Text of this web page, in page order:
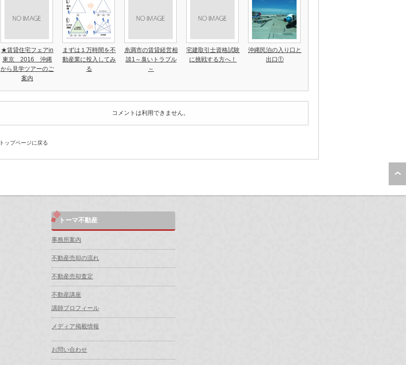
★賃貸住宅フェアin
東京 2016 沖縄
から見学ツアーのご
案内
まずは１万時間を不
動産業に投入してみ
る
糸満市の賃貸経営相
談1～臭いトラブル
～
宅建取引士資格試験
に挑戦する方へ！
沖縄民泊の入り口と
出口①
コメントは利用できません。
トップページに戻る
トーマ不動産
事務所案内
不動産売却の流れ
不動産売却査定
不動産講座
講師プロフィール
メディア掲載情報
お問い合わせ